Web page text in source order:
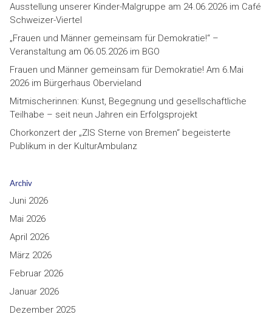
Ausstellung unserer Kinder-Malgruppe am 24.06.2026 im Café
Schweizer-Viertel
„Frauen und Männer gemeinsam für Demokratie!“ –
Veranstaltung am 06.05.2026 im BGO
Frauen und Männer gemeinsam für Demokratie! Am 6.Mai
2026 im Bürgerhaus Obervieland
Mitmischerinnen: Kunst, Begegnung und gesellschaftliche
Teilhabe – seit neun Jahren ein Erfolgsprojekt
Chorkonzert der „ZIS Sterne von Bremen“ begeisterte
Publikum in der KulturAmbulanz
Archiv
Juni 2026
Mai 2026
April 2026
März 2026
Februar 2026
Januar 2026
Dezember 2025